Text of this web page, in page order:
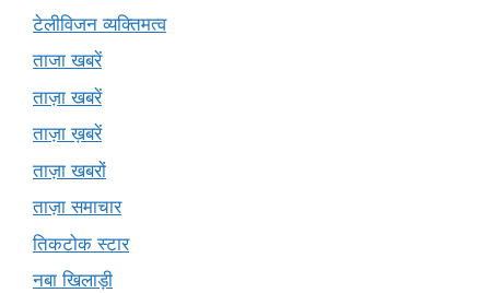
टेलीविजन व्यक्तिमत्व
ताजा खबरें
ताज़ा खबरें
ताज़ा ख़बरें
ताज़ा खबरों
ताज़ा समाचार
तिकटोक स्टार
नबा खिलाड़ी